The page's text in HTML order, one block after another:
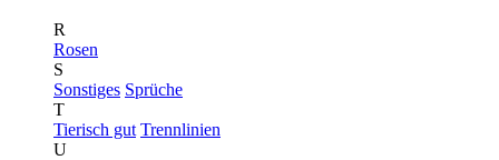
R
Rosen
S
Sonstiges Sprüche
T
Tierisch gut Trennlinien
U